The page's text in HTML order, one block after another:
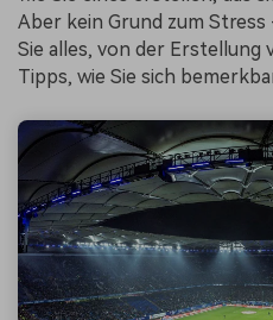
Aber kein Grund zum
Sie alles, von der Erstellung
Tipps, wie Sie sich